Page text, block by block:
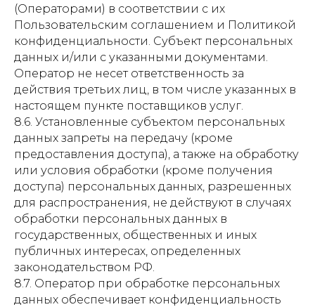
(Операторами) в соответствии с их
Пользовательским соглашением и Политикой
конфиденциальности. Субъект персональных
данных и/или с указанными документами.
Оператор не несет ответственность за
действия третьих лиц, в том числе указанных в
настоящем пункте поставщиков услуг.
8.6. Установленные субъектом персональных
данных запреты на передачу (кроме
предоставления доступа), а также на обработку
или условия обработки (кроме получения
доступа) персональных данных, разрешенных
для распространения, не действуют в случаях
обработки персональных данных в
государственных, общественных и иных
публичных интересах, определенных
законодательством РФ.
8.7. Оператор при обработке персональных
данных обеспечивает конфиденциальность